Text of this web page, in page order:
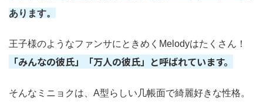
あります。
王子様のようなファンサにときめくMelodyはたくさん！
「みんなの彼氏」「万人の彼氏」と呼ばれています。
そんなミニョクは、A型らしい几帳面で綺麗好きな性格。